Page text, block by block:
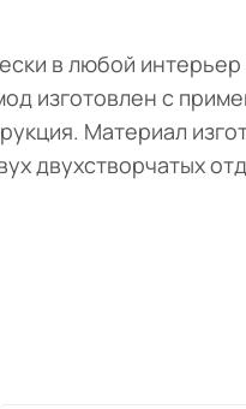
в любой интерьер
изготовлен с
Материал
двухстворчатых